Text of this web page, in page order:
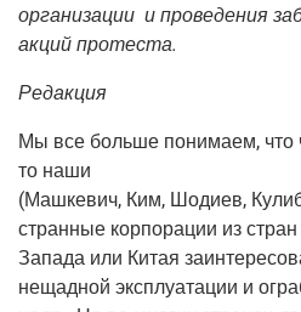
орга­ни­за­ции и про­ве­де­ния
акций протеста.
Редак­ция
Мы все боль­ше пони­ма­ем, что
то наши
(Маш­ке­вич, Ким, Шоди­ев,
стран­ные кор­по­ра­ции из стран
Запа­да или Китая
нещад­ной экс­плу­а­та­ции и